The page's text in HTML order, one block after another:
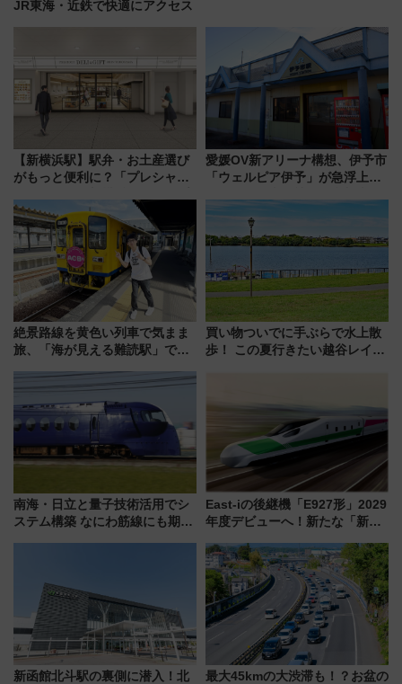
JR東海・近鉄で快適にアクセス
【新横浜駅】駅弁・お土産選び
がもっと便利に？「プレシャス
ン 場所や営業時間・限定弁当
を紹介
愛媛OV新アリーナ構想、伊予市
「ウェルピア伊予」が急浮上！
で探る鉄道アクセスの未来
絶景路線を黄色い列車で気まま
旅、「海が見える難読駅」で幸
「新・鉄道ひとり旅」279回目
の舞台は「島原鉄道」
買い物ついでに手ぶらで水上散
歩！ この夏行きたい越谷レイク
南海・日立と量子技術活用でシ
ステム構築 なにわ筋線にも期待
East-iの後継機「E927形」2029
年度デビューへ！新たな「新幹
説【JR東日本】
新函館北斗駅の裏側に潜入！北
最大45kmの大渋滞も！？お盆の